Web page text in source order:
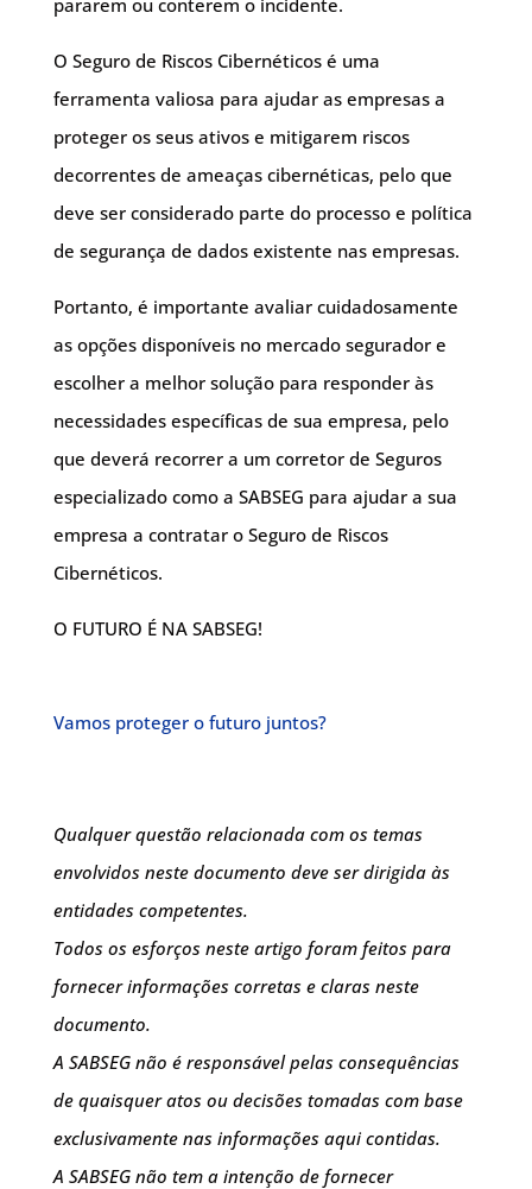
pararem ou conterem o incidente.
O Seguro de Riscos Cibernéticos é uma
ferramenta valiosa para ajudar as empresas a
proteger os seus ativos e mitigarem riscos
decorrentes de ameaças cibernéticas, pelo que
deve ser considerado parte do processo e política
de segurança de dados existente nas empresas.
Portanto, é importante avaliar cuidadosamente
as opções disponíveis no mercado segurador e
escolher a melhor solução para responder às
necessidades específicas de sua empresa, pelo
que deverá recorrer a um corretor de Seguros
especializado como a SABSEG para ajudar a sua
empresa a contratar o Seguro de Riscos
Cibernéticos.
O FUTURO É NA SABSEG!
Vamos proteger o futuro juntos?
Qualquer questão relacionada com os temas
envolvidos neste documento deve ser dirigida às
entidades competentes.
Todos os esforços neste artigo foram feitos para
fornecer informações corretas e claras neste
documento.
A SABSEG não é responsável pelas consequências
de quaisquer atos ou decisões tomadas com base
exclusivamente nas informações aqui contidas.
A SABSEG não tem a intenção de fornecer